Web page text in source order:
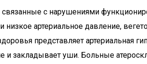
связанные с нарушениями
артериальное давление,
представляет артериальная
и закладывает уши. Больные